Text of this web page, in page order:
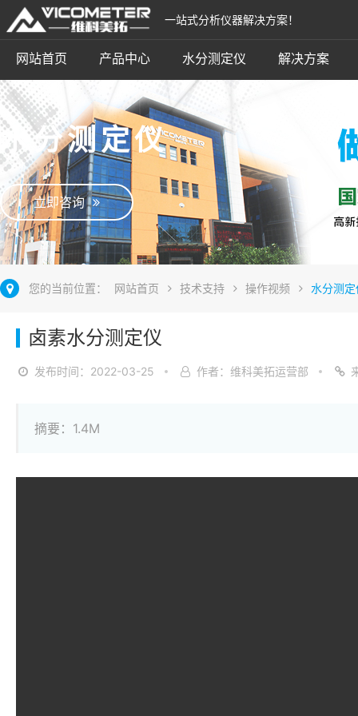
一站式分析仪器解决方案！
网站首页 产品中心 水分测定仪 解决方案
水分测定仪
立即咨询
您的当前位置： 网站首页 技术支持 操作视频 水分测定
卤素水分测定仪
发布时间：2022-03-25 作者：维科美拓运营部
摘要：1.4M